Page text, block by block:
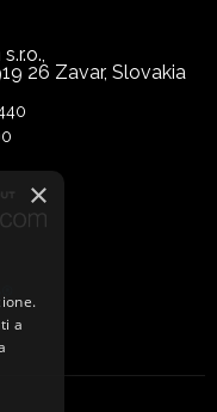
26 Zavar, Slovakia
×
a